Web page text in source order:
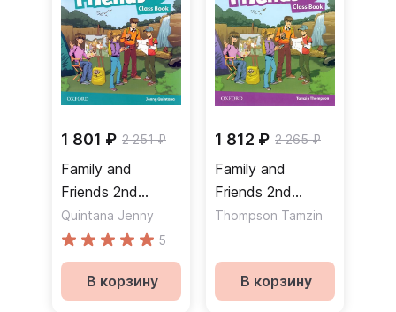
1 801 ₽ 2 251 ₽
Family and
Friends 2nd
Edition 6 Class
Book Учебник
Quintana Jenny
5
В корзину
1 812 ₽ 2 265 ₽
Family and
Friends 2nd
Edition 5 Class
Thompson Tamzin
В корзину